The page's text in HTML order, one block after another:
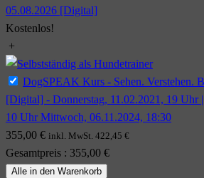
05.08.2026 [Digital]
Kostenlos!
+
DogSPEAK Kurs - Sehen. Verstehen.
[Digital] - Donnerstag, 11.02.2021, 19 Uhr
10 Uhr Mittwoch, 06.11.2024, 18:30
355,00 € inkl. MwSt. 422,45 €
Gesamtpreis : 355,00 €
Alle in den Warenkorb